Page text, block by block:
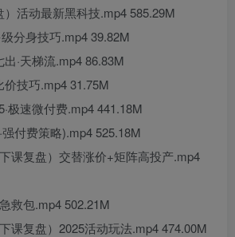
活动最新黑科技.mp4 585.29M
分身技巧.mp4 39.82M
·天梯流.mp4 86.83M
技巧.mp4 31.75M
极速微付费.mp4 441.18M
付费策略).mp4 525.18M
课复盘）交替涨价+矩阵高投产.mp4
救包.mp4 502.21M
课复盘）2025活动玩法.mp4 474.00M